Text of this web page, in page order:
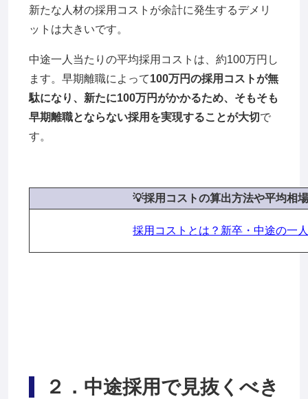
新たな人材の採用コストが余計に発生するデメリ
ットは大きいです。
中途一人当たりの平均採用コストは、約100万円し
ます。早期離職によって100万円の採用コストが無
駄になり、新たに100万円がかかるため、そもそも
早期離職とならない採用を実現することが大切 で
す。
💡採用コストの算出方法や平均相
採用コストとは？新卒・中途の一
２ ．中途採用で見抜くべき